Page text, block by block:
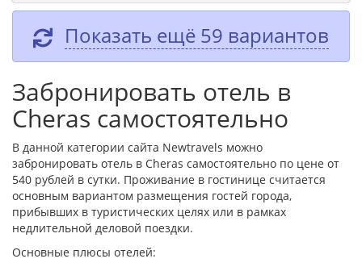
Показать ещё 59 вариантов
Забронировать отель в
Cheras самостоятельно
В данной категории сайта Newtravels можно
забронировать отель в Cheras самостоятельно по цене от
540 рублей в сутки. Проживание в гостинице считается
основным вариантом размещения гостей города,
прибывших в туристических целях или в рамках
недлительной деловой поездки.
Основные плюсы отелей: